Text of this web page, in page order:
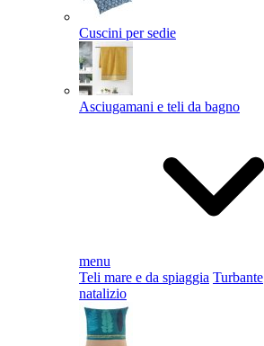
Cuscini per sedie
Asciugamani e teli da bagno
menu
Teli mare e da spiaggia Turbante
natalizio